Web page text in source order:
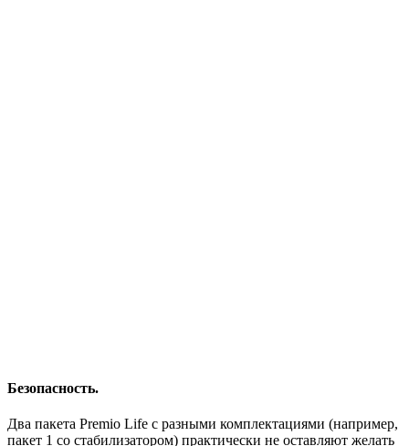
Безопасность.
Два пакета Premio Life с разными комплектациями (например,
пакет 1 со стабилизатором) практически не оставляют желать